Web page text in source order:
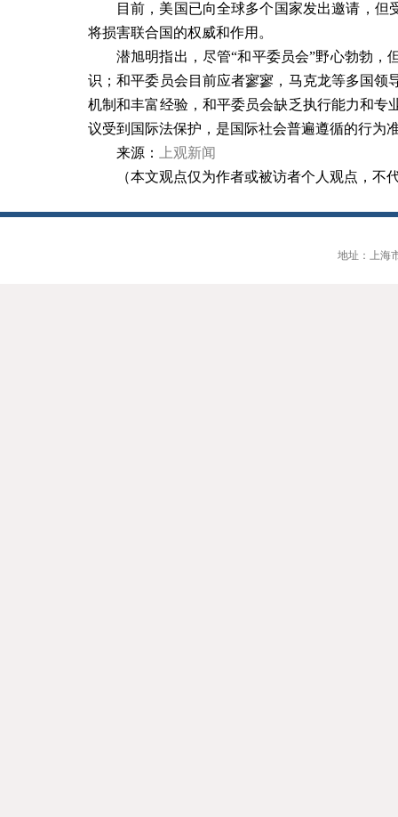
目前，美国已向全球多个国家发出邀请，
将损害联合国的权威和作用。
潜旭明指出，尽管“和平委员会”野心勃勃，
识；和平委员会目前应者寥寥，马克龙等多国
机制和丰富经验，和平委员会缺乏执行能力和
议受到国际法保护，是国际社会普遍遵循的行为
来源：
上观新闻
（本文观点仅为作者或被访者个人观点，不
地址：上海